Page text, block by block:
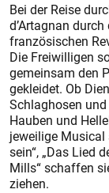
Bei der Reise
d’Artagnan
französischen
Die Freiwilligen
gemeinsam den
gekleidet. Ob
Schlaghosen
Hauben und
jeweilige Musical
sein“, „Das Lied
Mills“ schaffen
ziehen.